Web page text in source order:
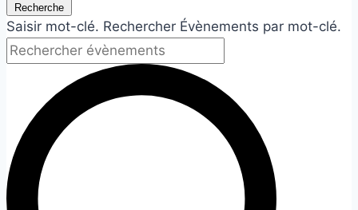
Recherche
Saisir mot-clé. Rechercher Évènements par mot-clé.